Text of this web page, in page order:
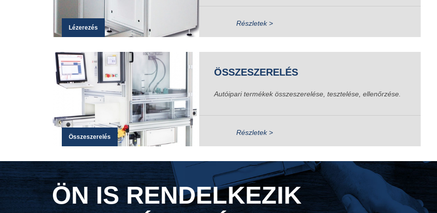
Lézerezés
Részletek >
Összeszerelés
ÖSSZESZERELÉS
Autóipari termékek összeszerelése, tesztelése, ellenőrzése.
Részletek >
ÖN IS RENDELKEZIK